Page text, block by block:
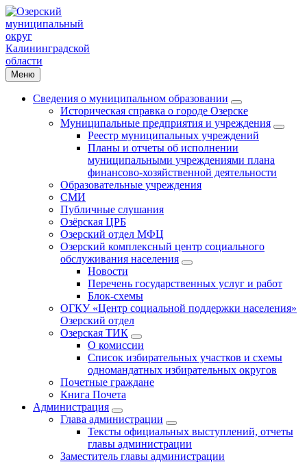
Меню
Сведения о муниципальном образовании
Историческая справка о городе Озерске
Муниципальные предприятия и учреждения
Реестр муниципальных учреждений
Планы и отчеты об исполнении
муниципальными учреждениями плана
финансово-хозяйственной деятельности
Образовательные учреждения
СМИ
Публичные слушания
Озёрская ЦРБ
Озерский отдел МФЦ
Озерский комплексный центр социального
обслуживания населения
Новости
Перечень государственных услуг и работ
Блок-схемы
ОГКУ «Центр социальной поддержки населения»
Озерский отдел
Озерская ТИК
О комиссии
Список избирательных участков и схемы
одномандатных избирательных округов
Почетные граждане
Книга Почета
Администрация
Глава администрации
Тексты официальных выступлений, отчеты
главы администрации
Заместитель главы администрации